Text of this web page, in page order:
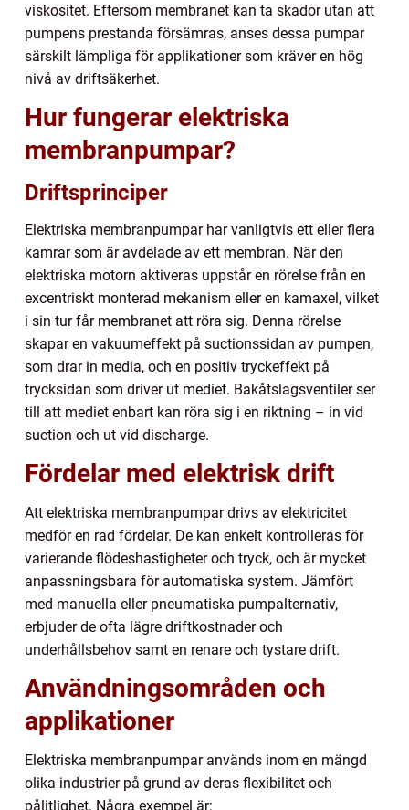
viskositet. Eftersom membranet kan ta skador utan att
pumpens prestanda försämras, anses dessa pumpar
särskilt lämpliga för applikationer som kräver en hög
nivå av driftsäkerhet.
Hur fungerar elektriska
membranpumpar?
Driftsprinciper
Elektriska membranpumpar har vanligtvis ett eller flera
kamrar som är avdelade av ett membran. När den
elektriska motorn aktiveras uppstår en rörelse från en
excentriskt monterad mekanism eller en kamaxel, vilket
i sin tur får membranet att röra sig. Denna rörelse
skapar en vakuumeffekt på suctionssidan av pumpen,
som drar in media, och en positiv tryckeffekt på
trycksidan som driver ut mediet. Bakåtslagsventiler ser
till att mediet enbart kan röra sig i en riktning – in vid
suction och ut vid discharge.
Fördelar med elektrisk drift
Att elektriska membranpumpar drivs av elektricitet
medför en rad fördelar. De kan enkelt kontrolleras för
varierande flödeshastigheter och tryck, och är mycket
anpassningsbara för automatiska system. Jämfört
med manuella eller pneumatiska pumpalternativ,
erbjuder de ofta lägre driftkostnader och
underhållsbehov samt en renare och tystare drift.
Användningsområden och
applikationer
Elektriska membranpumpar används inom en mängd
olika industrier på grund av deras flexibilitet och
pålitlighet. Några exempel är: